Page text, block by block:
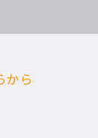
から